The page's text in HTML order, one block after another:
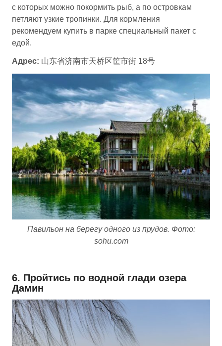
с которых можно покормить рыб, а по островкам
петляют узкие тропинки. Для кормления
рекомендуем купить в парке специальный пакет с
едой.
Адрес: 山东省济南市天桥区筐市街 18号
Павильон на берегу одного из прудов. Фото:
sohu.com
6. Пройтись по водной глади озера
Дамин